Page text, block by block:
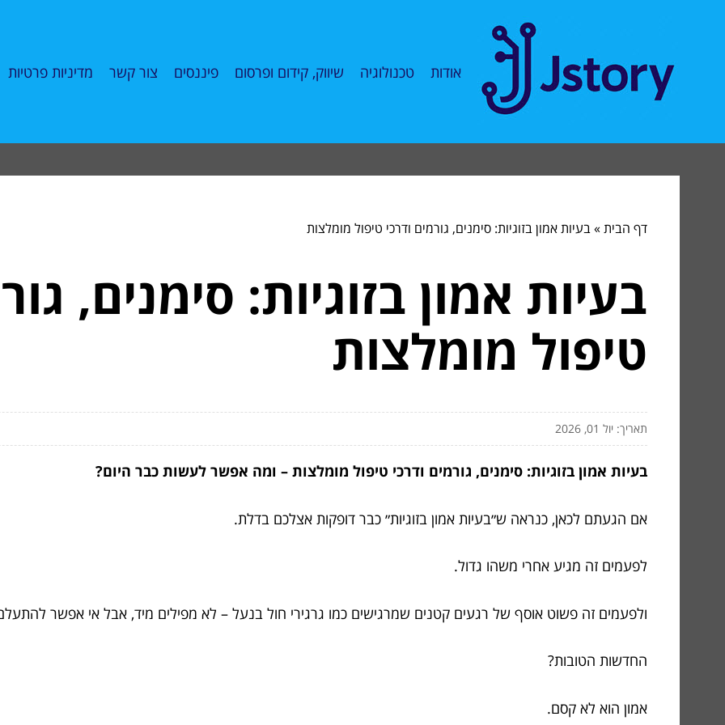
אודות טכנולוגיה שיווק, קידום ופרסום פיננסים צור קשר מדיניות פרטיות
דף הבית»בעיות אמון בזוגיות: סימנים, גורמים ודרכי טיפול מומלצות
בעיות אמון בזוגיות: סימנים,
טיפול מומלצות
תאריך: יול 01, 2026
בעיות אמון בזוגיות: סימנים, גורמים ודרכי טיפול מומלצות – ומה אפשר לעשות כבר היום?
אם הגעתם לכאן, כנראה ש״בעיות אמון בזוגיות״ כבר דופקות אצלכם בדלת.
לפעמים זה מגיע אחרי משהו גדול.
ולפעמים זה פשוט אוסף של רגעים קטנים שמרגישים כמו גרגירי חול בנעל – לא מפילים מיד, אבל אי אפשר
החדשות הטובות?
אמון הוא לא קסם.